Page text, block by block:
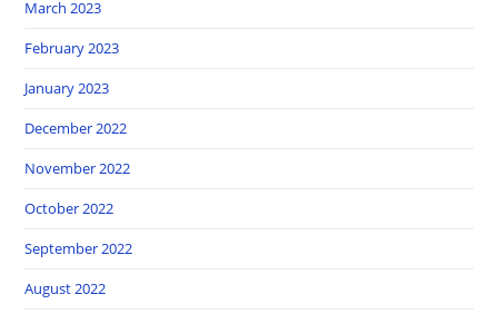
March 2023
February 2023
January 2023
December 2022
November 2022
October 2022
September 2022
August 2022